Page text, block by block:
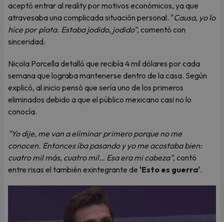
aceptó entrar al reality por motivos económicos, ya que
atravesaba una complicada situación personal. "Causa, yo lo
hice por plata. Estaba jodido, jodido", comentó con
sinceridad.
Nicola Porcella detalló que recibía 4 mil dólares por cada
semana que lograba mantenerse dentro de la casa. Según
explicó, al inicio pensó que sería uno de los primeros
eliminados debido a que el público mexicano casi no lo
conocía.
"Yo dije, me van a eliminar primero porque no me
conocen. Entonces iba pasando y yo me acostaba bien:
cuatro mil más, cuatro mil… Esa era mi cabeza", contó
entre risas el también exintegrante de 'Esto es guerra'.